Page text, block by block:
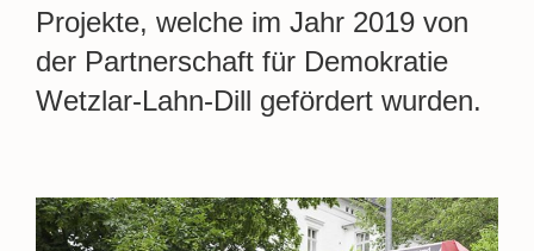
Projekte, welche im Jahr 2019 von
der Partnerschaft für Demokratie
Wetzlar-Lahn-Dill gefördert wurden.